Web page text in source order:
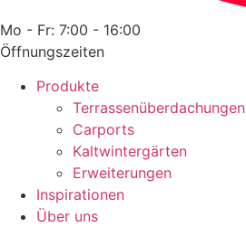
Mo - Fr: 7:00 - 16:00
Öffnungszeiten
Produkte
Terrassenüberdachungen
Carports
Kaltwintergärten
Erweiterungen
Inspirationen
Über uns